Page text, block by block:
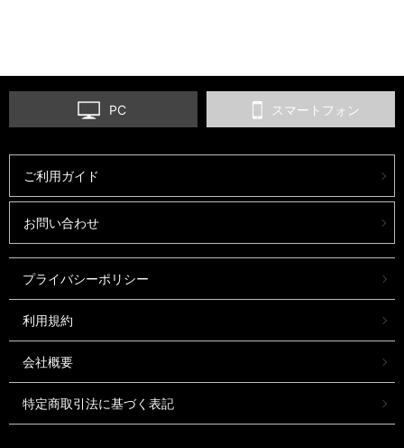
PC スマートフォン
ご利用ガイド
お問い合わせ
プライバシーポリシー
利用規約
会社概要
特定商取引法に基づく表記